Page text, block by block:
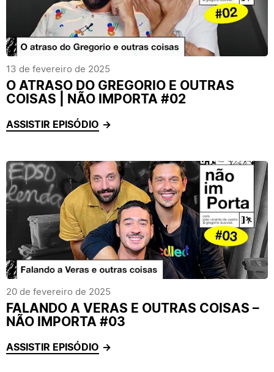
13 de fevereiro de 2025
O ATRASO DO GREGORIO E OUTRAS
COISAS | NÃO IMPORTA #02
ASSISTIR EPISÓDIO
20 de fevereiro de 2025
FALANDO A VERAS E OUTRAS COISAS –
NÃO IMPORTA #03
ASSISTIR EPISÓDIO